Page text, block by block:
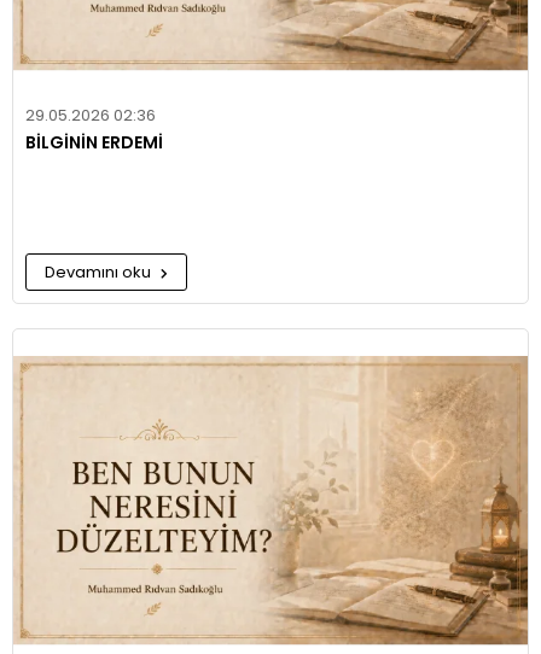
29.05.2026 02:36
BİLGİNİN ERDEMİ
Devamını oku